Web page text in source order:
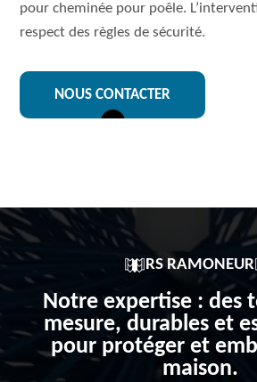
pour cheminée pour poêle.
respect des règles de sécurité.
NOUS CONTACTER
RS RAMONEUR
Notre expertise : des
mesure, durables et
pour protéger et
maison.